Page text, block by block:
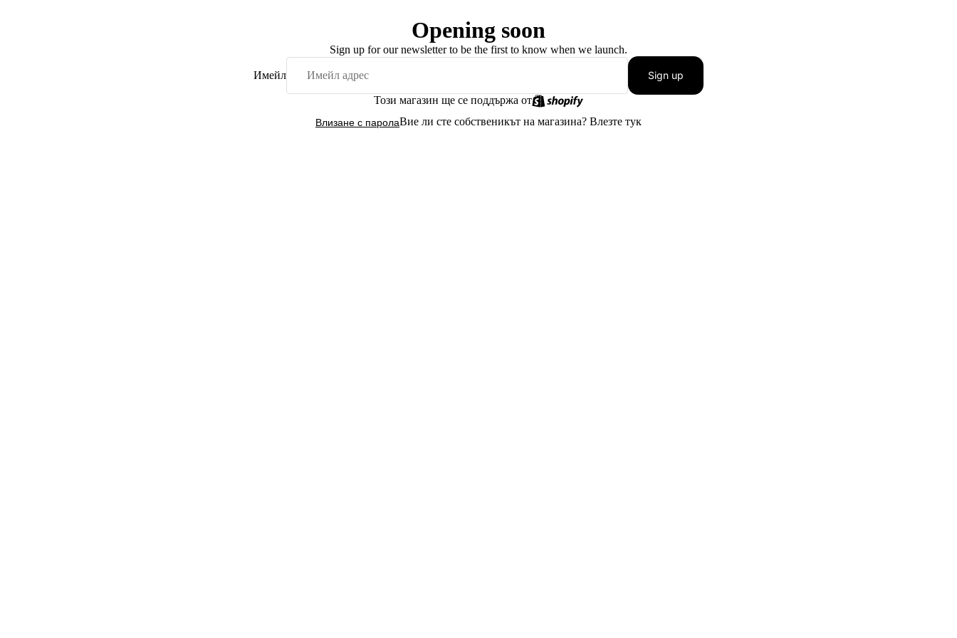
Opening soon
Sign up for our newsletter to be the first to know when we launch.
Имейл Sign up
Този магазин ще се поддържа от
Влизане с паролаВие ли сте собственикът на магазина? Влезте тук